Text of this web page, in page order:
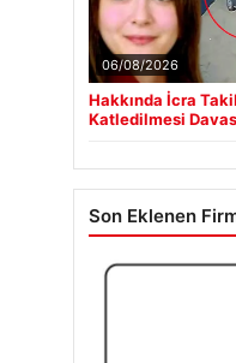
06/08/2026
Hakkında İcra
Katledilmesi
Son Eklenen